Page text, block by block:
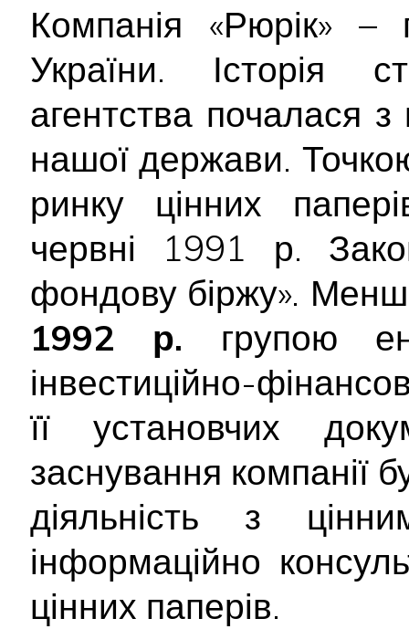
Компанія «Рюрік» –
України. Історія
агентства почалася
нашої держави.
ринку цінних
червні 1991 р.
фондову біржу».
1992 р. групою
інвестиційно-
її установчих
заснування компанії
діяльність з
інформаційно
цінних паперів.